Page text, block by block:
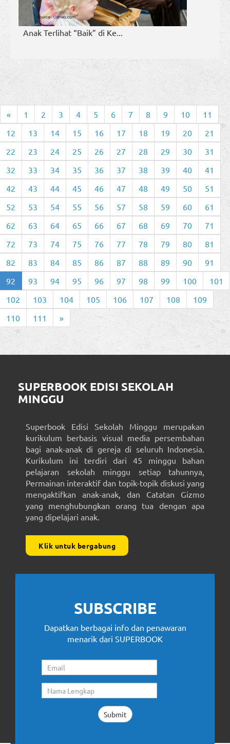
Anak Terlihat “Baik” di Ke...
« 1 2 3 4 5 6 7 8 9 10
11
12
13 14 15 16 17 18 19 20
21
22
23 24 25 26 27 28 29 30
31
32
33 34 35 36 37 38 39 40
41
42
43 44 45 46 47 48 49 50
51
52
53 54 55 56 57 58 59 60
61
62
63 64 65 66 67 68 69 70
71
72
73 74 75 76 77 78 79 80
81
82
83 84 85 86 87 88 89 90
91
92
93 94 95 96 97 98 99 100
101
102
103 104 105 106 107 108
109
110
111 »
SUPERBOOK EDISI SEKOLAH
MINGGU
Superbook Edisi Sekolah Minggu merupakan
kurikulum berbasis visual media persembahan
bagi anak-anak di gereja di seluruh Indonesia.
Kurikulum ini terdiri dari 45 minggu bahan
pelajaran sekolah minggu setiap tahunnya,
Permainan interaktif dan topik-topik diskusi yang
mengaktifkan anak-anak, dan Catatan Gizmo
yang menghubungkan orang tua dengan apa
yang dipelajari anak.
Klik untuk bergabung
SUBSCRIBE
Dapatkan berbagai info dan penawaran
menarik dari SUPERBOOK